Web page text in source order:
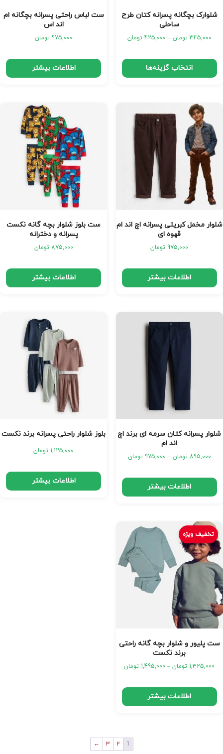
شلوارک بچگانه پسرانه کتان طرح
ساحلی
345,000 تومان –
425,000 تومان
انتخاب گزینه‌ها
ست لباس راحتی پسرانه بچگانه ام
اند اس
975,000 تومان
اطلاعات بیشتر
شلوار مخمل کبریتی پسرانه اچ اند ام
قهوه ای
975,000 تومان
اطلاعات بیشتر
ست بلوز شلوار بچه گانه نکست
پسرانه و دخترانه
875,000 تومان
اطلاعات بیشتر
شلوار پسرانه کتان سرمه ای برند اچ
اند ام
895,000 تومان –
975,000 تومان
اطلاعات بیشتر
بلوز شلوار راحتی پسرانه برند نکست
1,125,000 تومان
اطلاعات بیشتر
تخفیف ویژه
ست پلیور و شلوار بچه گانه راحتی
برند نکست
1,325,000 تومان –
1,495,000 تومان
اطلاعات بیشتر
1
2
3
←